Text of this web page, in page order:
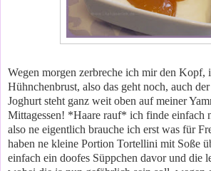
Wegen morgen zerbreche ich mir den Kopf,
Hühnchenbrust, also das geht noch, auch
Joghurt steht ganz weit oben auf meiner
Mittagessen! *Haare rauf* ich finde einfach
also ne eigentlich brauche ich erst was für
haben ne kleine Portion Tortellini mit Soße
einfach ein doofes Süppchen davor und die